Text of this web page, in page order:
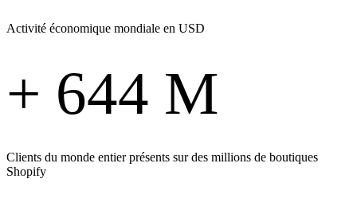
Activité économique mondiale en USD
+ 644 M
Clients du monde entier présents sur des millions de boutiques
Shopify